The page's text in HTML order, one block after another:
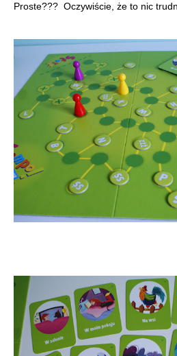
Proste??? Oczywiście, że to nic